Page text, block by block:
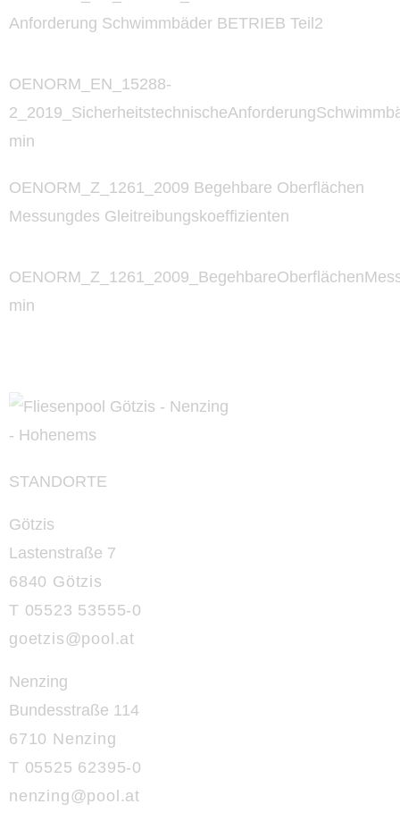
Anforderung Schwimmbäder BETRIEB Teil2
OENORM_EN_15288-
min
OENORM_Z_1261_2009 Begehbare Oberflächen
Messungdes Gleitreibungskoeffizienten
min
STANDORTE
Götzis
Lastenstraße 7
6840 Götzis
T 05523 53555-0
goetzis@pool.at
Nenzing
Bundesstraße 114
6710 Nenzing
T 05525 62395-0
nenzing@pool.at